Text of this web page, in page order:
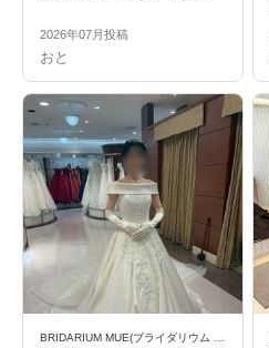
2026年07月投稿
おと